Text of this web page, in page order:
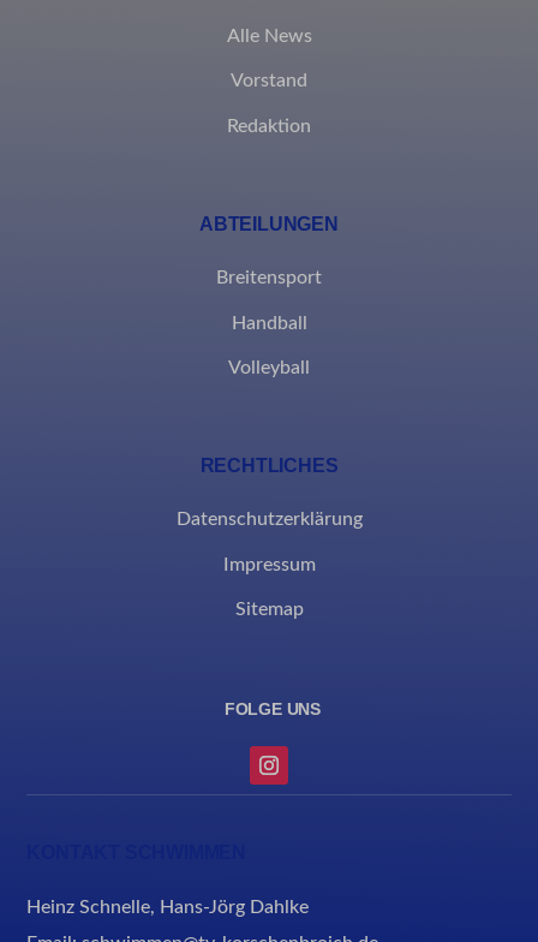
Alle News
Vorstand
Redaktion
ABTEILUNGEN
Breitensport
Handball
Volleyball
RECHTLICHES
Datenschutzerklärung
Impressum
Sitemap
Heinz Schnelle, Hans-Jörg Dahlke